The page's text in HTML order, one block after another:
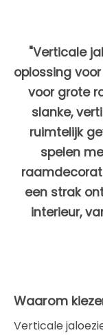
"Verticale
oplossing
voor grote
slanke,
ruimtelijk
spelen
een strak
interieur,
Waarom
Verticale